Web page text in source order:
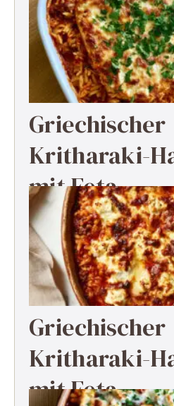
Griechischer
Kritharaki-
mit Feta
Griechischer
Kritharaki-
mit Feta